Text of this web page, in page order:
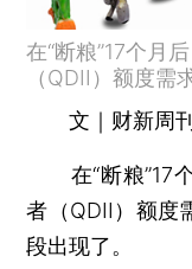
在“断粮”17个月
（QDII）额度需
文｜财新周
在“断粮”17个
者（QDII）额度
段出现了。